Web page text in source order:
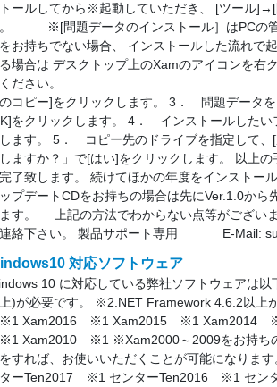
ールしてから※起動していただき、 [ツール
※[問題データのインストール］はPCの管
お持ちでない場合、 インストールした流れで
場合は デスクトップ上のXamのアイコンを右
ください。 2． Xam
コピー]をクリックします。 3． 問題データを
をクリックします。 4． インストールしたい
ます。 5． コピー先のドライブを指定して
ますか？」で[はい]をクリックします。 以上
了致します。 続けてほかの年度をインストー
プデートCDをお持ちの場合は先にVer.1.0か
す。 上記の方法でわからない点等がござい
連絡下さい。 製品サポート専用 E-Mail:
対応ソフトウェア
10 に対応している弊社ソフトウェアは
)が必要です。 ※2.NET Framework 4.6.2以
Xam2016 ※1 Xam2015 ※1 Xam2014
Xam2010 ※1 ※Xam2000～2009をお持ちの
すれば、お使いいただくことが可能になり
ターTen2017 ※1 センターTen2016 ※1 セ